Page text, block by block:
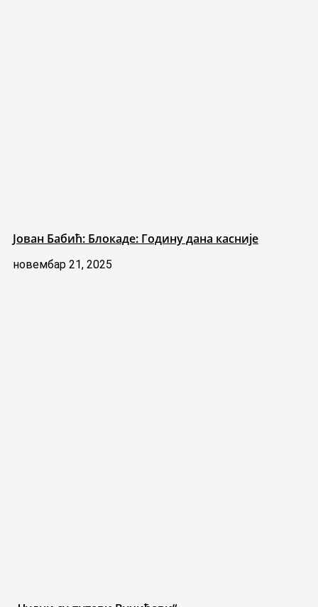
Јован Бабић: Блокаде: Годину дана касније
новембар 21, 2025